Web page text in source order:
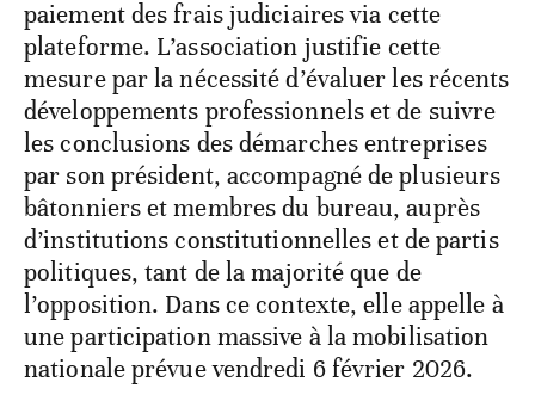
paiement des frais judiciaires via cette
plateforme. L’association justifie cette
mesure par la nécessité d’évaluer les récents
développements professionnels et de suivre
les conclusions des démarches entreprises
par son président, accompagné de plusieurs
bâtonniers et membres du bureau, auprès
d’institutions constitutionnelles et de partis
politiques, tant de la majorité que de
l’opposition. Dans ce contexte, elle appelle à
une participation massive à la mobilisation
nationale prévue vendredi 6 février 2026.